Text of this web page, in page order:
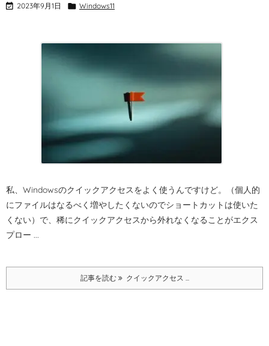
 2023年9月1日  Windows11
私、Windowsのクイックアクセスをよく使うんですけど。
（個人的
にファイルはなるべく増やしたくないのでショートカットは使いた
くない） で、稀にクイックアクセスから外れなくなることがエクス
プロー ...
記事を読む クイックアクセス ...